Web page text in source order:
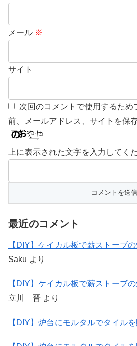
メール ※
サイト
次回のコメントで使用するため
前、メールアドレス、サイトを保存
上に表示された文字を入力してく
最近のコメント
【DIY】ケイカル板で薪ストーブ
Saku より
【DIY】ケイカル板で薪ストーブ
立川 晋 より
【DIY】炉台にモルタルでタイル